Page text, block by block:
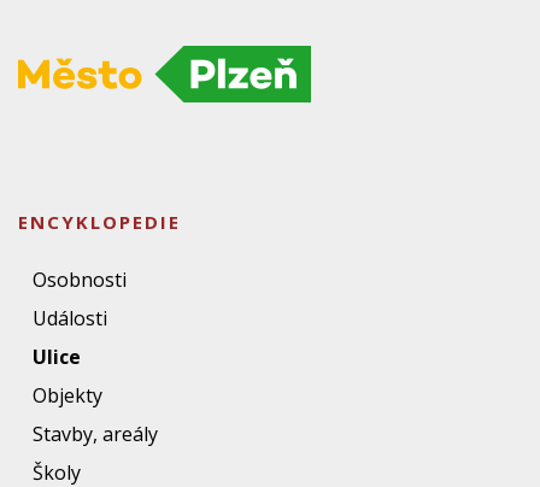
ENCYKLOPEDIE
Osobnosti
Události
Ulice
Objekty
Stavby, areály
Školy